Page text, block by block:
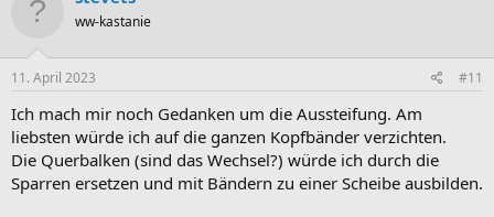
ww-kastanie
11. April 2023 #11
Ich mach mir noch Gedanken um die Aussteifung. Am
liebsten würde ich auf die ganzen Kopfbänder verzichten.
Die Querbalken (sind das Wechsel?) würde ich durch die
Sparren ersetzen und mit Bändern zu einer Scheibe ausbilden.